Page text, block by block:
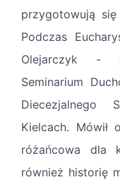
przygotowują
Podczas
Olejarczyk -
Seminarium
Diecezjalnego
Kielcach.
różańcowa dla
również historię